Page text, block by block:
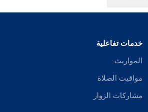
خدمات تفاعلية
المواريث
مواقيت الصلاة
مشاركات الزوار